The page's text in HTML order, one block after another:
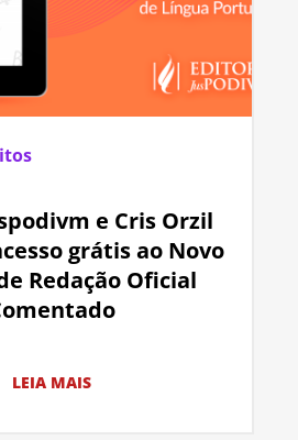
e Cris Orzil
grátis ao Novo
Redação Oficial
LEIA MAIS